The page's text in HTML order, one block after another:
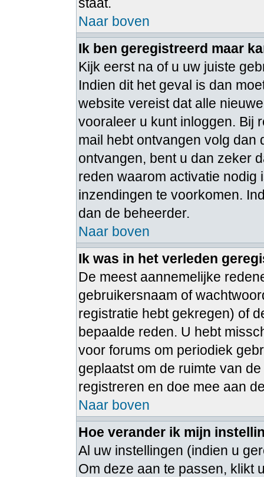
Naar boven
Ik ben geregistreerd maar
Kijk eerst na of u uw juiste
Indien dit het geval is dan
website vereist dat alle
vooraleer u kunt inloggen. Bij
mail hebt ontvangen volg dan
ontvangen, bent u dan zeker
reden waarom activatie nodig
inzendingen te voorkomen.
dan de beheerder.
Naar boven
Ik was in het verleden
De meest aannemelijke
gebruikersnaam of
registratie hebt gekregen) of
bepaalde reden. U hebt
voor forums om periodiek
geplaatst om de ruimte van
registreren en doe mee aan
Naar boven
Hoe verander ik mijn
Al uw instellingen (indien u
Om deze aan te passen, klikt